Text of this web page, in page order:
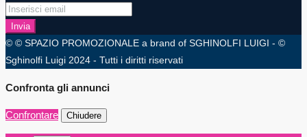
Invia
© © SPAZIO PROMOZIONALE a brand of SGHINOLFI LUIGI - ©
Sghinolfi Luigi 2024 - Tutti i diritti riservati
Confronta gli annunci
Confrontare Chiudere